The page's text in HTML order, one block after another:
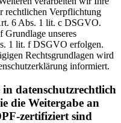
rechtlichen Verpflichtung
6 Abs. 1 lit. c DSGVO.
Grundlage unseres
1 lit. f DSGVO erfolgen.
Rechtsgrundlagen wird
informiert.
datenschutzrechtlich
die Weitergabe an
zertifiziert sind